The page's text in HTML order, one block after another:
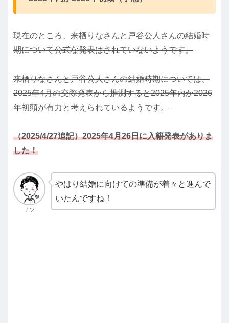
現在のところ、来栖りなさんと戸谷公人さんの結婚時
期について公式な発表はされていないようです。
来栖りなさんと戸谷公人さんの結婚時期については、
2025年4月の交際発表から推測すると2025年内か2026
年初頭が有力と考えられているようです。
（2025/4/27追記）2025年4月26日に入籍発表がありま
した！
ナツ
やはり結婚に向けての準備が着々と進んで
いたんですね！